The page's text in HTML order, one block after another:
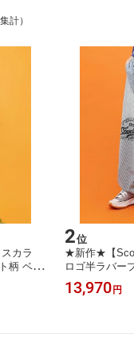
計）
カラ
柄 ベル
カジ
系 個
2位
★新作★【
ロゴ半ラバー
コリーパンツ
トロ 原宿系
13,970 円